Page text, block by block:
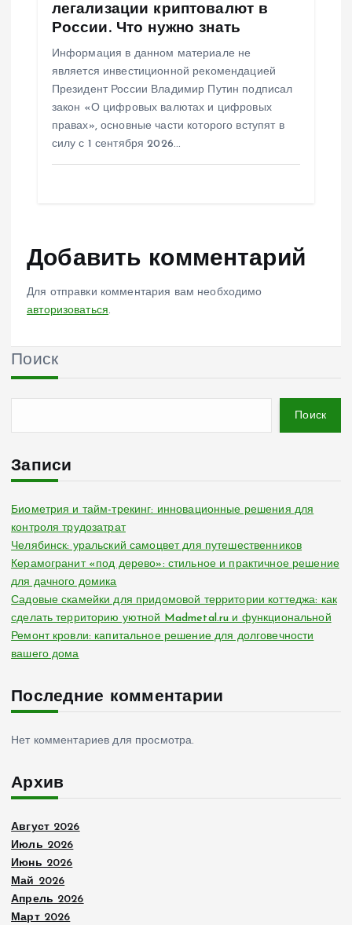
легализации криптовалют в
России. Что нужно знать
Информация в данном материале не
является инвестиционной рекомендацией
Президент России Владимир Путин подписал
закон «О цифровых валютах и цифровых
правах», основные части которого вступят в
силу с 1 сентября 2026…
Добавить комментарий
Для отправки комментария вам необходимо
авторизоваться.
Поиск
Поиск
Записи
Биометрия и тайм-трекинг: инновационные решения для
контроля трудозатрат
Челябинск: уральский самоцвет для путешественников
Керамогранит «под дерево»: стильное и практичное решение
для дачного домика
Садовые скамейки для придомовой территории коттеджа: как
сделать территорию уютной Madmetal.ru и функциональной
Ремонт кровли: капитальное решение для долговечности
вашего дома
Последние комментарии
Нет комментариев для просмотра.
Архив
Август 2026
Июль 2026
Июнь 2026
Май 2026
Апрель 2026
Март 2026